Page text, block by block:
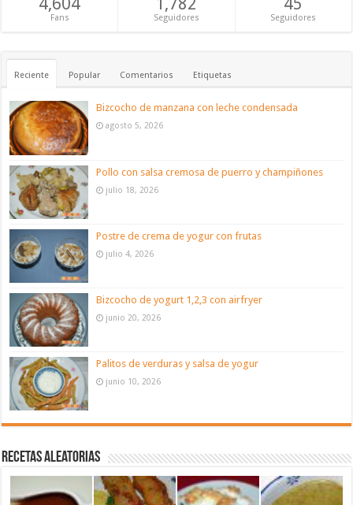
Fans Seguidores Seguidores
Reciente Popular Comentarios Etiquetas
Bizcocho de manzana con leche condensada
agosto 5, 2026
Pollo con salsa cremosa de puerro y champiñones
julio 18, 2026
Postre de crema de yogur con frutas
julio 4, 2026
Bizcocho de yogurt 1,2,3 con airfryer
junio 20, 2026
Palitos de verduras y salsa de yogur
junio 10, 2026
Recetas aleatorias